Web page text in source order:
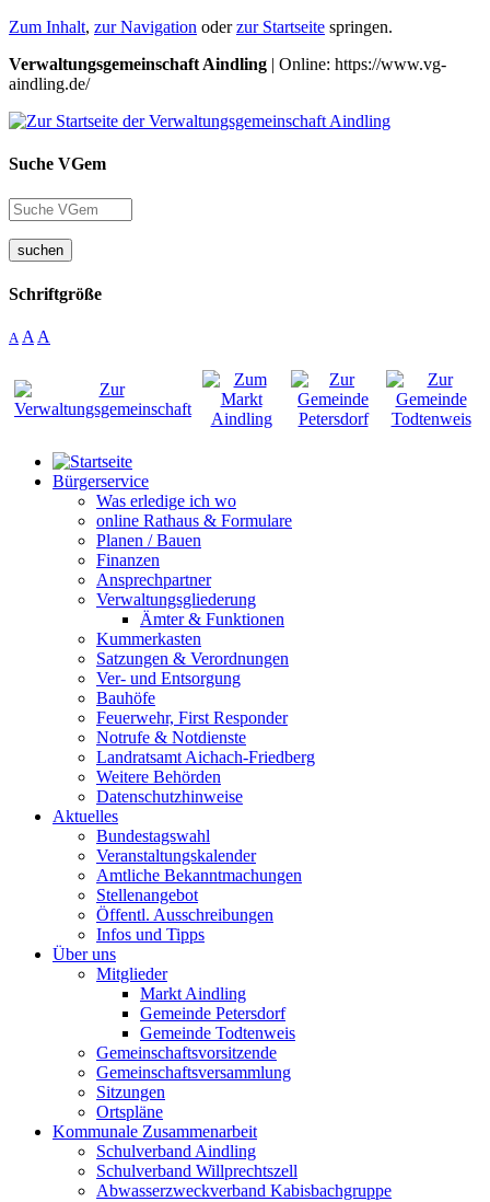
Zum Inhalt, zur Navigation oderzur Startseite springen.
Verwaltungsgemeinschaft Aindling | Online: https://www.vg-
aindling.de/
Suche VGem
suchen
Schriftgröße
A A A
Bürgerservice
Was erledige ich wo
online Rathaus & Formulare
Planen / Bauen
Finanzen
Ansprechpartner
Verwaltungsgliederung
Ämter & Funktionen
Kummerkasten
Satzungen & Verordnungen
Ver- und Entsorgung
Bauhöfe
Feuerwehr, First Responder
Notrufe & Notdienste
Landratsamt Aichach-Friedberg
Weitere Behörden
Datenschutzhinweise
Aktuelles
Bundestagswahl
Veranstaltungskalender
Amtliche Bekanntmachungen
Stellenangebot
Öffentl. Ausschreibungen
Infos und Tipps
Über uns
Mitglieder
Markt Aindling
Gemeinde Petersdorf
Gemeinde Todtenweis
Gemeinschaftsvorsitzende
Gemeinschaftsversammlung
Sitzungen
Ortspläne
Kommunale Zusammenarbeit
Schulverband Aindling
Schulverband Willprechtszell
Abwasserzweckverband Kabisbachgruppe